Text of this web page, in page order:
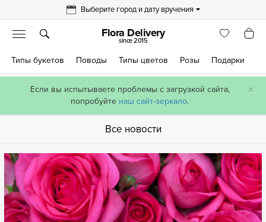
×
Если вы испытываете проблемы с загрузкой сайта,
попробуйте наш сайт-зеркало.
Выберите город и дату вручения
Flora Delivery
since 2015
Типы букетов Поводы Типы цветов Розы Подарки
Все новости